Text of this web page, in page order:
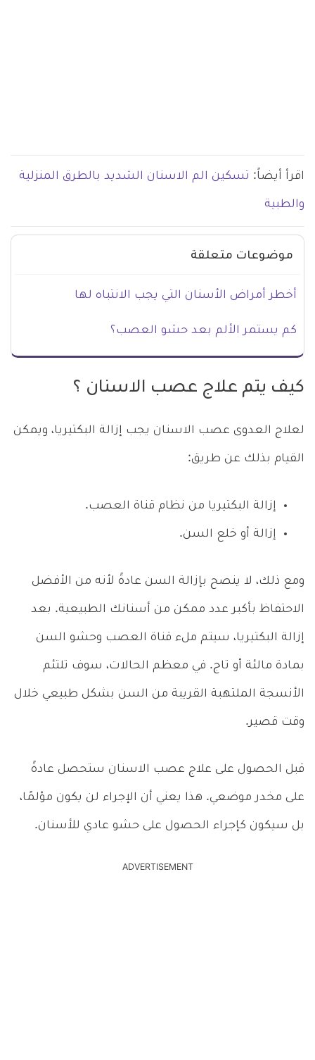
اقرأ أيضاً: تسكين الم الاسنان الشديد بالطرق المنزلية
والطبية
موضوعات متعلقة
أخطر أمراض الأسنان التي يجب الانتباه لها
كم يستمر الألم بعد حشو العصب؟
كيف يتم علاج عصب الاسنان ؟
لعلاج العدوى عصب الاسنان يجب إزالة البكتيريا، ويمكن
القيام بذلك عن طريق:
إزالة البكتيريا من نظام قناة العصب.
إزالة أو خلع السن.
ومع ذلك، لا ينصح بإزالة السن عادةً لأنه من الأفضل
الاحتفاظ بأكبر عدد ممكن من أسنانك الطبيعية. بعد
إزالة البكتيريا، سيتم ملء قناة العصب وحشو السن
بمادة مالئة أو تاج. في معظم الحالات، سوف تلتئم
الأنسجة الملتهبة القريبة من السن بشكل طبيعي خلال
وقت قصير.
قبل الحصول على علاج عصب الاسنان ستحصل عادةً
على مخدر موضعي. هذا يعني أن الإجراء لن يكون مؤلمًا،
بل سيكون كإجراء الحصول على حشو عادي للأسنان.
ADVERTISEMENT